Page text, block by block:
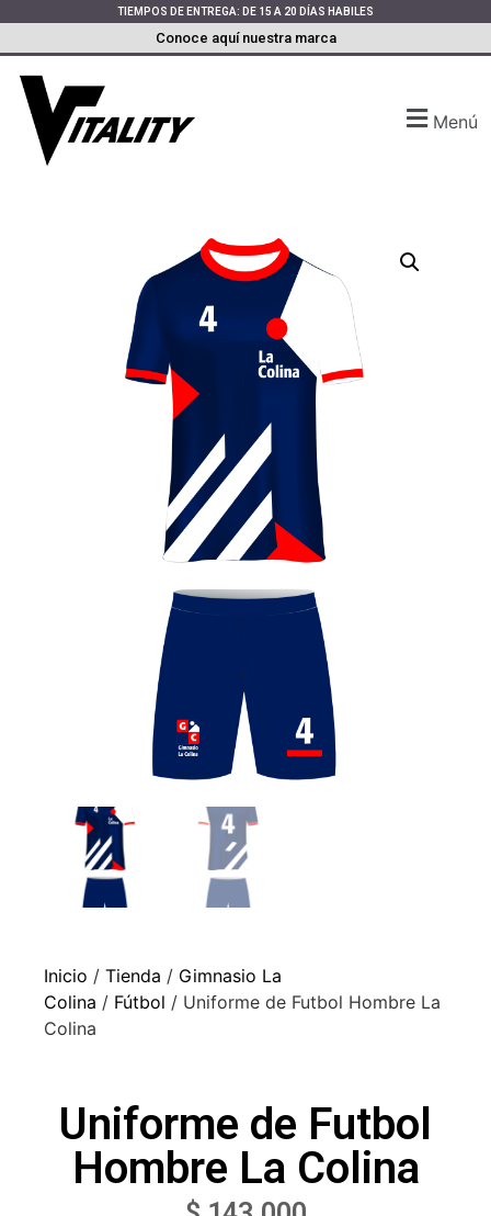
TIEMPOS DE ENTREGA: DE 15 A 20 DÍAS HABILES
Conoce aquí nuestra marca
Menú
Inicio / Tienda / Gimnasio La
Colina / Fútbol / Uniforme de Futbol Hombre La
Colina
Uniforme de Futbol
Hombre La Colina